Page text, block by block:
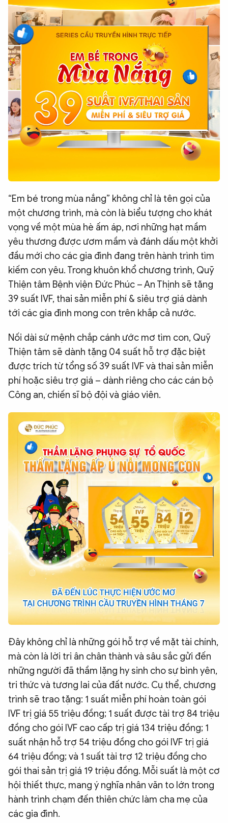
Infographic
Chuyên trang An ninh thế giớiVăn nghệ Công an
Chuyên đề
“Em bé trong mùa nắng” không chỉ là tên gọi của
một chương trình, mà còn là biểu tượng cho khát
vọng về một mùa hè ấm áp, nơi những hạt mầm
yêu thương được ươm mầm và đánh dấu một khởi
đầu mới cho các gia đình đang trên hành trình tìm
kiếm con yêu. Trong khuôn khổ chương trình, Quỹ
Thiện tâm Bệnh viện Đức Phúc – An Thịnh sẽ tặng
39 suất IVF, thai sản miễn phí & siêu trợ giá dành
tới các gia đình mong con trên khắp cả nước.
Nối dài sứ mệnh chắp cánh ước mơ tìm con, Quỹ
Thiện tâm sẽ dành tặng 04 suất hỗ trợ đặc biệt
được trích từ tổng số 39 suất IVF và thai sản miễn
phí hoặc siêu trợ giá – dành riêng cho các cán bộ
Công an, chiến sĩ bộ đội và giáo viên.
Đây không chỉ là những gói hỗ trợ về mặt tài chính,
mà còn là lời tri ân chân thành và sâu sắc gửi đến
những người đã thầm lặng hy sinh cho sự bình yên,
tri thức và tương lai của đất nước. Cụ thể, chương
trình sẽ trao tặng: 1 suất miễn phí hoàn toàn gói
IVF trị giá 55 triệu đồng; 1 suất được tài trợ 84 triệu
đồng cho gói IVF cao cấp trị giá 134 triệu đồng; 1
suất nhận hỗ trợ 54 triệu đồng cho gói IVF trị giá
64 triệu đồng; và 1 suất tài trợ 12 triệu đồng cho
gói thai sản trị giá 19 triệu đồng. Mỗi suất là một cơ
hội thiết thực, mang ý nghĩa nhân văn to lớn trong
hành trình chạm đến thiên chức làm cha mẹ của
các gia đình.